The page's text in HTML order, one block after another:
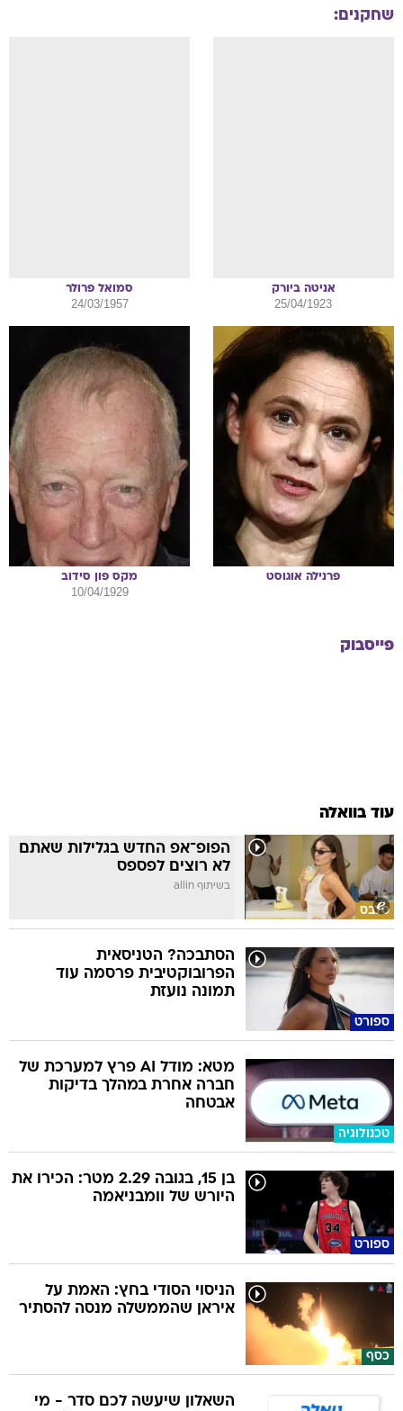
שחקנים:
אניטה ביורק
25/04/1923
סמואל פרולר
24/03/1957
פרנילה אוגוסט מקס פון סידוב
10/04/1929
פייסבוק
עוד בוואלה
סלבס
הפופ־אפ החדש בגלילות שאתם
לא רוצים לפספס
בשיתוף allin
ספורט
הסתבכה? הטניסאית
הפרובוקטיבית פרסמה עוד
תמונה נועזת
טכנולוגיה
מטא: מודל AI פרץ למערכת של
חברה אחרת במהלך בדיקות
אבטחה
ספורט
בן 15, בגובה 2.29 מטר: הכירו את
היורש של וומבניאמה
כסף
הניסוי הסודי בחץ: האמת על
איראן שהממשלה מנסה להסתיר
השאלון שיעשה לכם סדר - מי